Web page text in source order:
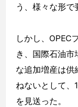
う、様々な形で
しかし、OPEC
き、国際石油
な追加増産は供
ねないとして、
を見送った。